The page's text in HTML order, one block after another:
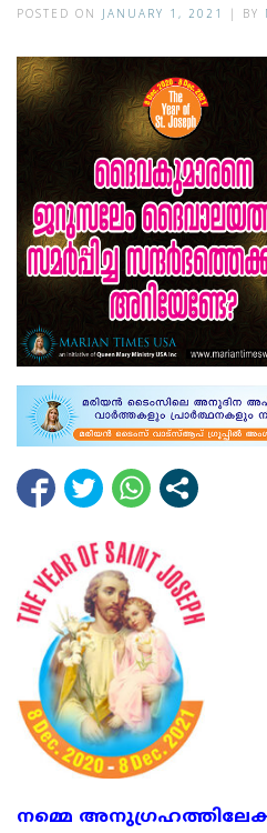
POSTED ON JANUARY 1, 2021 BY
നമ്മെ